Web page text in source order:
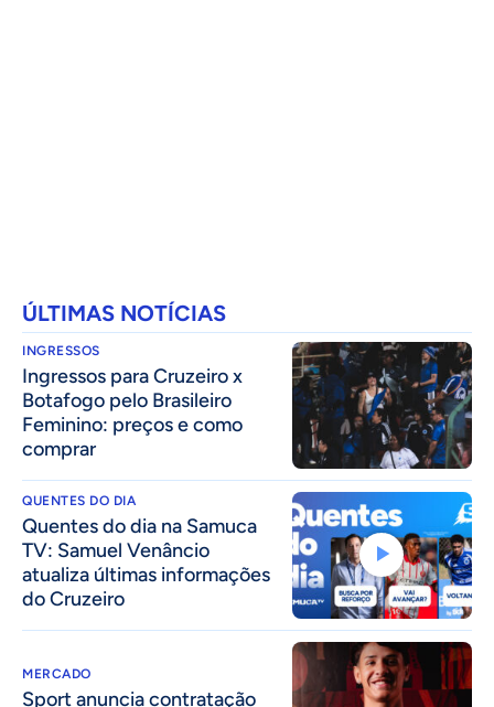
ÚLTIMAS NOTÍCIAS
INGRESSOS
Ingressos para Cruzeiro x
Botafogo pelo Brasileiro
Feminino: preços e como
comprar
QUENTES DO DIA
Quentes do dia na Samuca
TV: Samuel Venâncio
atualiza últimas informações
do Cruzeiro
MERCADO
Sport anuncia contratação